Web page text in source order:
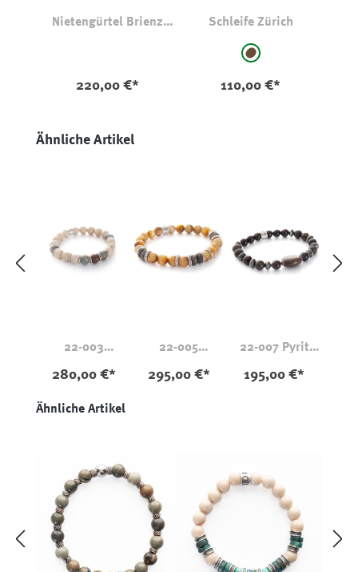
Nietengürtel Brienz
220,00 €*
Schleife Zürich
auswählen
braun - gestreift
110,00 €*
Produktgalerie überspringen
Ähnliche Artikel
22-003
Dinosaurierknoc
hen
280,00 €*
22-005
Dinosaurierknoc
295,00 €*
22-007 Pyrit
Dinosaurierknoc
195,00 €*
Produktgalerie überspringen
Ähnliche Artikel